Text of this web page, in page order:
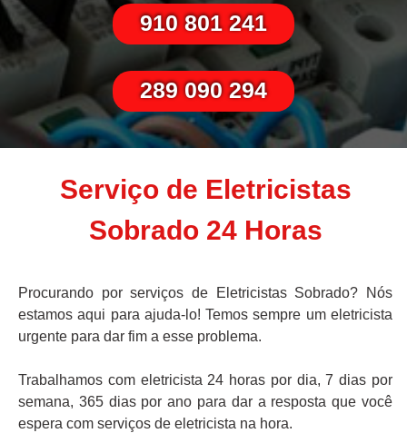
910 801 241
289 090 294
Serviço de Eletricistas
Sobrado 24 Horas
Procurando por serviços de Eletricistas Sobrado? Nós
estamos aqui para ajuda-lo! Temos sempre um eletricista
urgente para dar fim a esse problema.
Trabalhamos com eletricista 24 horas por dia, 7 dias por
semana, 365 dias por ano para dar a resposta que você
espera com serviços de eletricista na hora.